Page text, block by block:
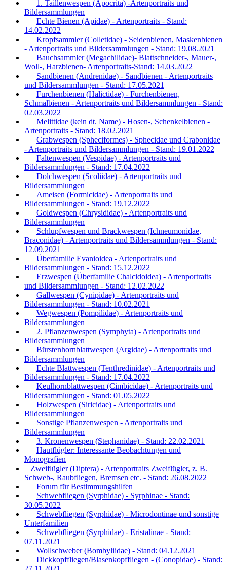
1. Taillenwespen (Apocrita) -Artenportraits und
Bildersammlungen
Echte Bienen (Apidae) - Artenportraits - Stand:
14.02.2022
Kropfsammler (Colletidae) - Seidenbienen, Maskenbienen
- Artenportraits und Bildersammlungen - Stand: 19.08.2021
Bauchsammler (Megachilidae)- Blattschneider-, Mauer-,
Woll-, Harzbienen- Artenportraits-Stand: 14.03.2022
Sandbienen (Andrenidae) - Sandbienen - Artenportraits
und Bildersammlungen - Stand: 17.05.2021
Furchenbienen (Halictidae) - Furchenbienen,
Schmalbienen - Artenportraits und Bildersammlungen - Stand:
02.03.2022
Melittidae (kein dt. Name) - Hosen-, Schenkelbienen -
Artenportraits - Stand: 18.02.2021
Grabwespen (Spheciformes) - Sphecidae und Crabonidae
- Artenportraits und Bildersammlungen - Stand: 19.01.2022
Faltenwespen (Vespidae) - Artenportraits und
Bildersammlungen - Stand: 17.04.2022
Dolchwespen (Scoliidae) - Artenportraits und
Bildersammlungen
Ameisen (Formicidae) - Artenportraits und
Bildersammlungen - Stand: 19.12.2022
Goldwespen (Chrysididae) - Artenportraits und
Bildersammlungen
Schlupfwespen und Brackwespen (Ichneumonidae,
Braconidae) - Artenportraits und Bildersammlungen - Stand:
12.09.2021
Überfamilie Evanioidea - Artenportraits und
Bildersammlungen - Stand: 15.12.2022
Erzwespen (Überfamilie Chalcidoidea) - Artenportraits
und Bildersammlungen - Stand: 12.02.2022
Gallwespen (Cynipidae) - Artenportraits und
Bildersammlungen - Stand: 10.02.2021
Wegwespen (Pompilidae) - Artenportraits und
Bildersammlungen
2. Pflanzenwespen (Symphyta) - Artenportraits und
Bildersammlungen
Bürstenhornblattwespen (Argidae) - Artenportraits und
Bildersammlungen
Echte Blattwespen (Tenthredinidae) - Artenportraits und
Bildersammlungen - Stand: 17.04.2022
Keulhornblattwespen (Cimbicidae) - Artenportraits und
Bildersammlungen - Stand: 01.05.2022
Holzwespen (Siricidae) - Artenportraits und
Bildersammlungen
Sonstige Pflanzenwespen - Artenportraits und
Bildersammlungen
3. Kronenwespen (Stephanidae) - Stand: 22.02.2021
Hautflügler: Interessante Beobachtungen und
Monografien
Zweiflügler (Diptera) - Artenportraits Zweiflügler, z. B.
Schweb-, Raubfliegen, Bremsen etc. - Stand: 26.08.2022
Forum für Bestimmungshilfen
Schwebfliegen (Syrphidae) - Syrphinae - Stand:
30.05.2022
Schwebfliegen (Syrphidae) - Microdontinae und sonstige
Unterfamilien
Schwebfliegen (Syrphidae) - Eristalinae - Stand:
07.11.2021
Wollschweber (Bombyliidae) - Stand: 04.12.2021
Dickkopffliegen/Blasenkopffliegen - (Conopidae) - Stand: